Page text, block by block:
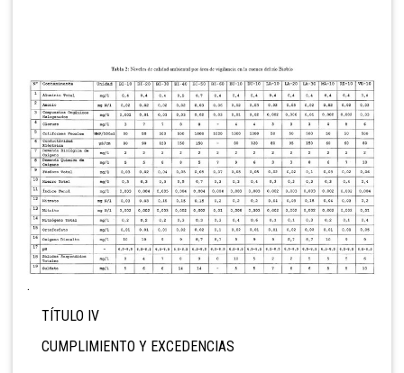
.
TÍTULO IV
CUMPLIMIENTO Y EXCEDENCIAS